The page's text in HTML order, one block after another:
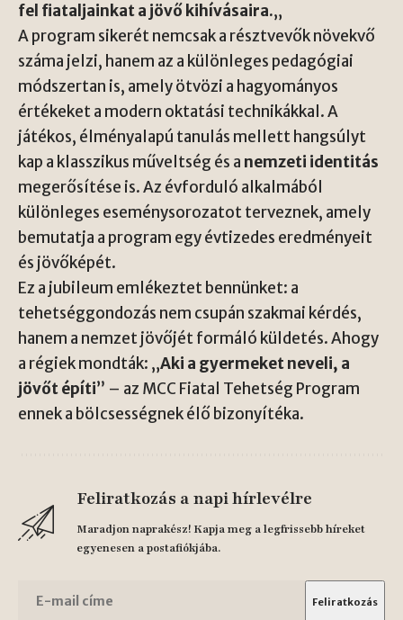
fel fiataljainkat a jövő kihívásaira.„
A program sikerét nemcsak a résztvevők növekvő
száma jelzi, hanem az a különleges pedagógiai
módszertan is, amely ötvözi a hagyományos
értékeket a modern oktatási technikákkal. A
játékos, élményalapú tanulás mellett hangsúlyt
kap a klasszikus műveltség és a nemzeti identitás
megerősítése is. Az évforduló alkalmából
különleges eseménysorozatot terveznek, amely
bemutatja a program egy évtizedes eredményeit
és jövőképét.
Ez a jubileum emlékeztet bennünket: a
tehetséggondozás nem csupán szakmai kérdés,
hanem a nemzet jövőjét formáló küldetés. Ahogy
a régiek mondták: „Aki a gyermeket neveli, a
jövőt építi” – az MCC Fiatal Tehetség Program
ennek a bölcsességnek élő bizonyítéka.
Feliratkozás a napi hírlevélre
Maradjon naprakész! Kapja meg a legfrissebb híreket
egyenesen a postafiókjába.